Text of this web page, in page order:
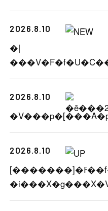
2026.8.10
�|
2026.8.10
2026.8.10
[�������]�ߓ��f�ڗ\�菤